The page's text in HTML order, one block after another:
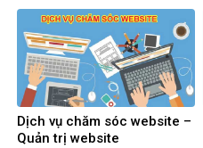
Dịch vụ chăm sóc website –
Quản trị website